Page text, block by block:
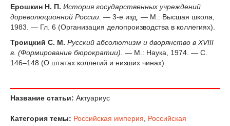
Ерошкин Н. П. История государственных учреждений
дореволюционной России. — 3-е изд. — М.: Высшая школа,
1983. — Гл. 6 (Организация делопроизводства в коллегиях).
Троицкий С. М. Русский абсолютизм и дворянство в XVIII
в. (Формирование бюрократии). — М.: Наука, 1974. — С.
146–148 (О штатах коллегий и низших чинах).
Название статьи: Актуариус
Категория темы: Российская империя
Российская